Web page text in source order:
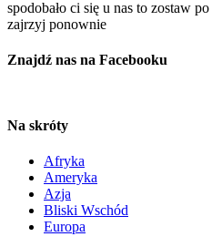
spodobało ci się u nas to zostaw
zajrzyj ponownie
Znajdź nas na Facebooku
Na skróty
Afryka
Ameryka
Azja
Bliski Wschód
Europa